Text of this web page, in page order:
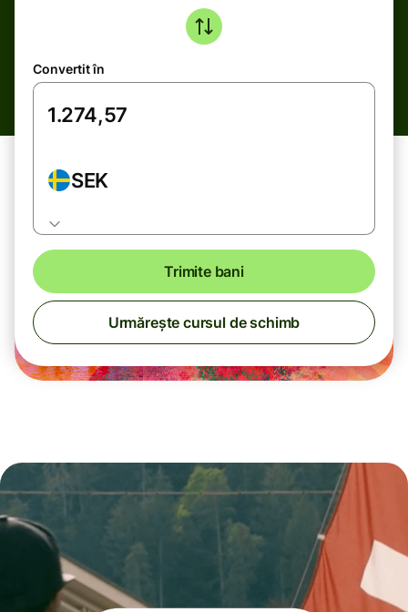
Convertit în
SEK
Trimite bani
Urmărește cursul de schimb